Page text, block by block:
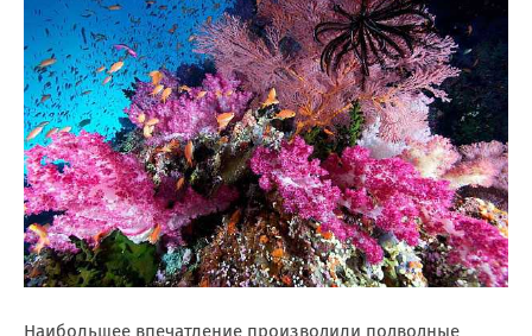
Наибольшее впечатление производили подводные